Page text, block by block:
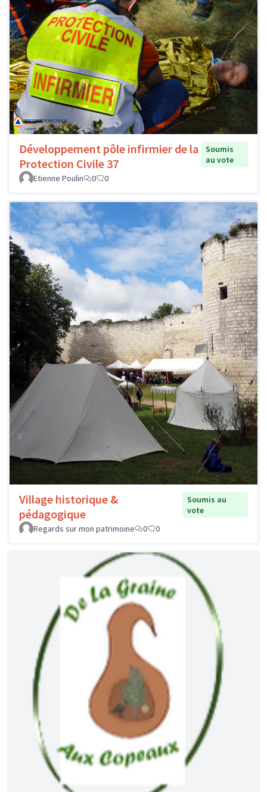
Développement pôle infirmier de la
Protection Civile 37
Soumis
au vote
Etienne Poulin
0 0
Village historique &
pédagogique
Soumis au
vote
Regards sur mon patrimoine
0 0